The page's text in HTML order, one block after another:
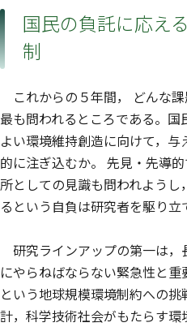
国民の負託に応え
制
これからの５年間， どんな
最も問われるところである。
よい環境維持創造に向けて，
的に注ぎ込むか。 先見・先導
所としての見識も問われよう
るという自負は研究者を駆り立
研究ラインアップの第一は，
にやらねばならない緊急性と
という地球規模環境制約への
計，科学技術社会がもたらす